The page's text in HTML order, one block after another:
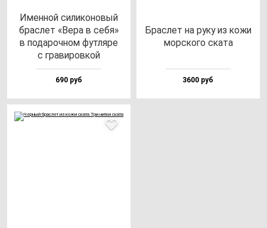
Имен­ной си­ли­ко­но­вый
брас­лет «Вера в се­бя»
в по­да­роч­ном фут­ля­ре
с гра­ви­ров­кой
690 руб
Брас­лет на ру­ку из ко­жи
мор­ско­го ска­та
3600 руб